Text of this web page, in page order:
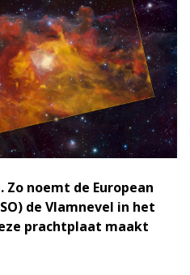
Zo noemt de European
de Vlamnevel in het
prachtplaat maakt